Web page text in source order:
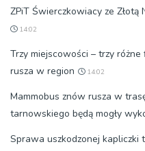
ZPiT Świerczkowiacy ze
14:02
Trzy miejscowości – trzy
rusza w region
14:02
Mammobus znów rusza w
tarnowskiego będą mogły
Sprawa uszkodzonej